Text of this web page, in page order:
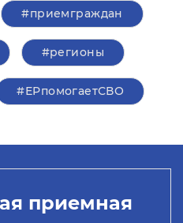
#приемграждан
#регионы
#ЕРпомогаетСВО
приемная